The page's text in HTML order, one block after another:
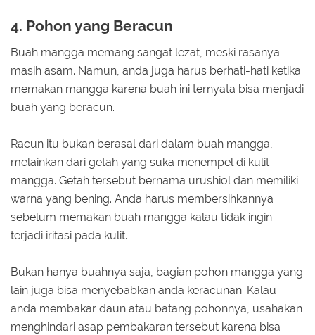
4. Pohon yang Beracun
Buah mangga memang sangat lezat, meski rasanya
masih asam. Namun, anda juga harus berhati-hati ketika
memakan mangga karena buah ini ternyata bisa menjadi
buah yang beracun.
Racun itu bukan berasal dari dalam buah mangga,
melainkan dari getah yang suka menempel di kulit
mangga. Getah tersebut bernama urushiol dan memiliki
warna yang bening. Anda harus membersihkannya
sebelum memakan buah mangga kalau tidak ingin
terjadi iritasi pada kulit.
Bukan hanya buahnya saja, bagian pohon mangga yang
lain juga bisa menyebabkan anda keracunan. Kalau
anda membakar daun atau batang pohonnya, usahakan
menghindari asap pembakaran tersebut karena bisa